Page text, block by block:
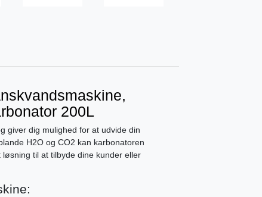
200L
giver dig mulighed for at udvide din
H2O og CO2 kan karbonatoren
til at tilbyde dine kunder eller